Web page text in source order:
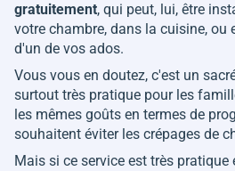
gratuitement, qui peut, lui, être
votre chambre, dans la cuisine, ou
d'un de vos ados.
Vous vous en doutez, c'est un
surtout très pratique pour les
les mêmes goûts en termes de
souhaitent éviter les crépages de
Mais si ce service est très pratique